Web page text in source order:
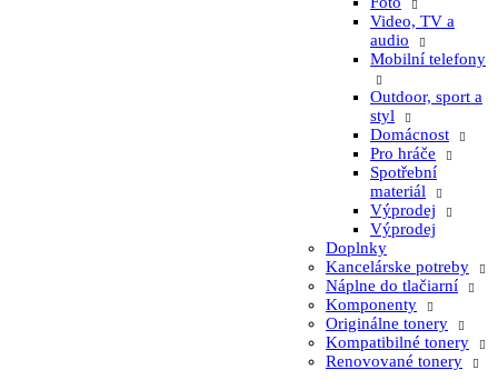
Video, TV a
audio
Mobilní telefony
Outdoor, sport a
styl
Domácnost
Pro hráče
Spotřební
materiál
Výprodej
Výprodej
Doplnky
Kancelárske potreby
Náplne do tlačiarní
Komponenty
Originálne tonery
Kompatibilné tonery
Renovované tonery